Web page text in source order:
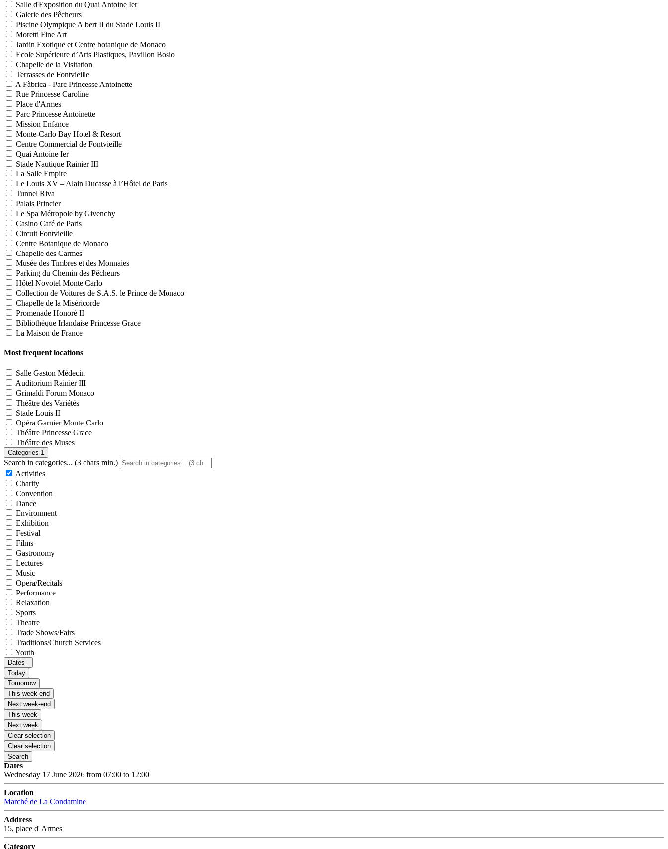
Salle d'Exposition du Quai Antoine Ier
Galerie des Pêcheurs
Piscine Olympique Albert II du Stade Louis II
Moretti Fine Art
Jardin Exotique et Centre botanique de Monaco
Ecole Supérieure d’Arts Plastiques, Pavillon Bosio
Chapelle de la Visitation
Terrasses de Fontvieille
A Fàbrica - Parc Princesse Antoinette
Rue Princesse Caroline
Place d'Armes
Parc Princesse Antoinette
Mission Enfance
Monte-Carlo Bay Hotel & Resort
Centre Commercial de Fontvieille
Quai Antoine Ier
Stade Nautique Rainier III
La Salle Empire
Le Louis XV – Alain Ducasse à l’Hôtel de Paris
Tunnel Riva
Palais Princier
Le Spa Métropole by Givenchy
Casino Café de Paris
Circuit Fontvieille
Centre Botanique de Monaco
Chapelle des Carmes
Musée des Timbres et des Monnaies
Parking du Chemin des Pêcheurs
Hôtel Novotel Monte Carlo
Collection de Voitures de S.A.S. le Prince de Monaco
Chapelle de la Miséricorde
Promenade Honoré II
Bibliothèque Irlandaise Princesse Grace
La Maison de France
Most frequent locations
Salle Gaston Médecin
Auditorium Rainier III
Grimaldi Forum Monaco
Théâtre des Variétés
Stade Louis II
Opéra Garnier Monte-Carlo
Théâtre Princesse Grace
Théâtre des Muses
Categories 1
Search in categories... (3 chars min.)
Activities
Charity
Convention
Dance
Environment
Exhibition
Festival
Films
Gastronomy
Lectures
Music
Opera/Recitals
Performance
Relaxation
Sports
Theatre
Trade Shows/Fairs
Traditions/Church Services
Youth
Dates
Today
Tomorrow
This week-end
Next week-end
This week
Next week
Clear selection
Clear selection
Search
Dates
Wednesday 17 June 2026 from 07:00 to 12:00
Location
Marché de La Condamine
Address
15, place d' Armes
Category